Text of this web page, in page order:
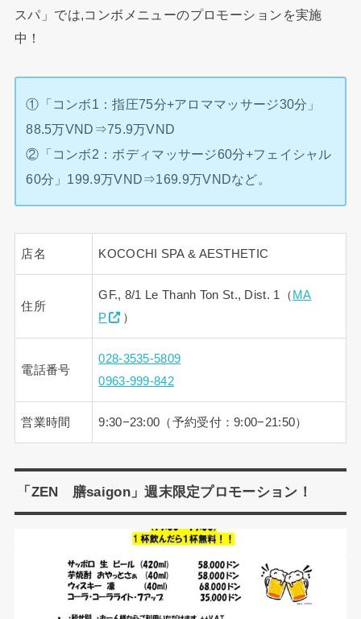
スパ」では,コンボメニューのプロモーションを実施
中！
①「コンボ1：指圧75分+アロママッサージ30分」
88.5万VND⇒75.9万VND
②「コンボ2：ボディマッサージ60分+フェイシャル
60分」199.9万VND⇒169.9万VNDなど。
店名 KOCOCHI SPA & AESTHETIC
住所
GF., 8/1 Le Thanh Ton St., Dist. 1（ MA
P
）
電話番号
028-3535-5809
0963-999-842
営業時間 9:30−23:00（予約受付：9:00−21:50）
「ZEN 膳saigon」週末限定プロモーション！